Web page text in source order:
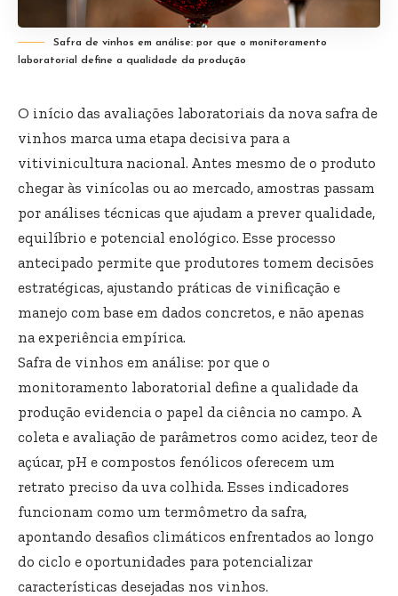
Safra de vinhos em análise: por que o monitoramento
laboratorial define a qualidade da produção
O início das avaliações laboratoriais da nova safra de
vinhos marca uma etapa decisiva para a
vitivinicultura nacional. Antes mesmo de o produto
chegar às vinícolas ou ao mercado, amostras passam
por análises técnicas que ajudam a prever qualidade,
equilíbrio e potencial enológico. Esse processo
antecipado permite que produtores tomem decisões
estratégicas, ajustando práticas de vinificação e
manejo com base em dados concretos, e não apenas
na experiência empírica.
Safra de vinhos em análise: por que o
monitoramento laboratorial define a qualidade da
produção evidencia o papel da ciência no campo. A
coleta e avaliação de parâmetros como acidez, teor de
açúcar, pH e compostos fenólicos oferecem um
retrato preciso da uva colhida. Esses indicadores
funcionam como um termômetro da safra,
apontando desafios climáticos enfrentados ao longo
do ciclo e oportunidades para potencializar
características desejadas nos vinhos.